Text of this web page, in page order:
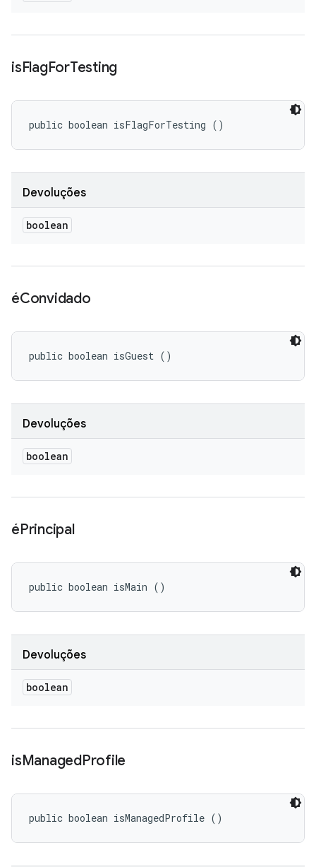
isFlagForTesting
public boolean isFlagForTesting ()
Devoluções
boolean
éConvidado
public boolean isGuest ()
Devoluções
boolean
éPrincipal
public boolean isMain ()
Devoluções
boolean
isManagedProfile
public boolean isManagedProfile ()